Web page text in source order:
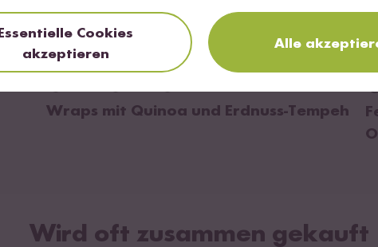
Wraps mit Quinoa und Erdnuss-Tempeh
Wird oft zusammen gekauft
Essentielle Cookies
akzeptieren
Alle